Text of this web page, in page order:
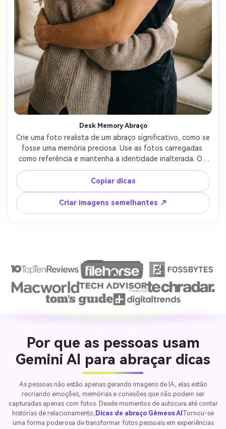
Desk Memory Abraço
Crie uma foto realista de um abraço significativo, como se
fosse uma memória preciosa. Use as fotos carregadas
como referência e mantenha a identidade inalterada. Os
abraços devem ser pessoais, calorosos e sinceros.
Iluminação suave, atmosfera confortável, profundidade
de campo suave. Estilo fotográfico realista. Sem
quadrinhos, sem ilustrações, sem efeitos artificiais.
Copiar dicas
Criar imagens semelhantes ↗
Por que as pessoas usam
Gemini AI para abraçar dicas
As pessoas não estão apenas gerando imagens de IA, elas estão
recriando emoções, memórias e conexões que não podem ser
capturadas apenas com fotos. Desde momentos de autocura até contar
histórias de relacionamento, Dicas de abraço Gêmeos AITornou-se
uma forma poderosa de transformar fotos pessoais em experiências